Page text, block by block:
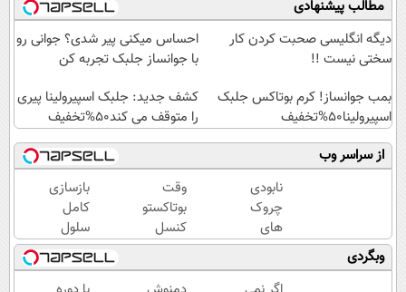
مطالب پیشنهادی
دیگه انگلیسی صحبت کردن کار
سختی نیست !!
احساس میکنی پیر شدی؟ جوانی رو
با جوانساز جلبک تجربه کن
بمب جوانساز! کرم بوتاکس جلبک
اسپیرولینا50%تخفیف
کشف جدید: جلبک اسپیرولینا پیری
را متوقف می کند50%تخفیف
از سراسر وب
نابودی
چروک
های
سطحی
و عمقی
وقت
بوتاکستو
کنسل
کن!(ضد
چروک
بازسازی
کامل
سلول
های
مرده
وبگردی